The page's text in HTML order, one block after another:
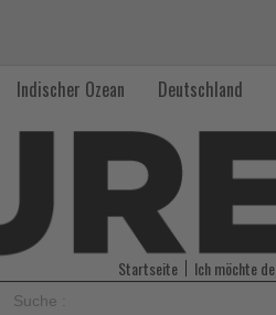
Indischer Ozean Deutschland
Startseite Ich möchte